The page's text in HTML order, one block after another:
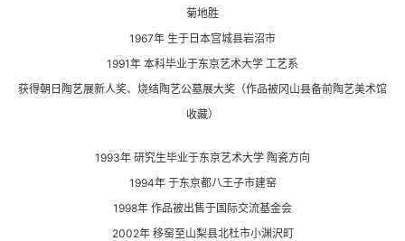
菊地胜
1967年 生于日本宫城县岩沼市
1991年 本科毕业于东京艺术大学 工艺系
获得朝日陶艺展新人奖、烧结陶艺公墓展大奖（作品被冈山县备前陶艺美术馆
收藏）
1993年 研究生毕业于东京艺术大学 陶瓷方向
1994年 于东京都八王子市建窑
1998年 作品被出售于国际交流基金会
2002年 移窑至山梨县北杜市小渊沢町